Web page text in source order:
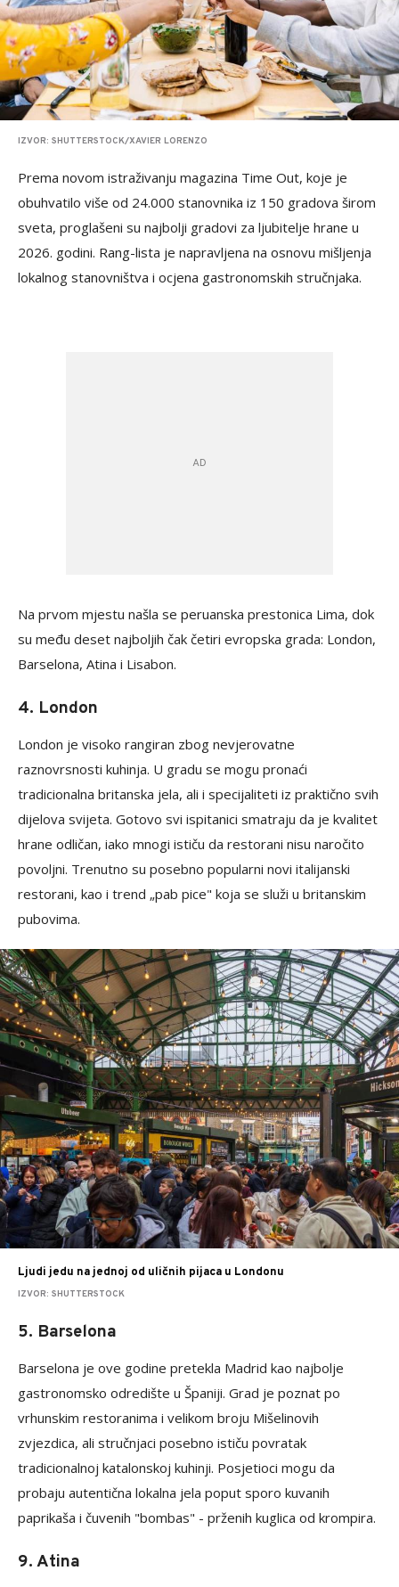
IZVOR: SHUTTERSTOCK/XAVIER LORENZO
Prema novom istraživanju magazina Time Out, koje je
obuhvatilo više od 24.000 stanovnika iz 150 gradova širom
sveta, proglašeni su najbolji gradovi za ljubitelje hrane u
2026. godini. Rang-lista je napravljena na osnovu mišljenja
lokalnog stanovništva i ocjena gastronomskih stručnjaka.
Na prvom mjestu našla se peruanska prestonica Lima, dok
su među deset najboljih čak četiri evropska grada: London,
Barselona, Atina i Lisabon.
4. London
London je visoko rangiran zbog nevjerovatne
raznovrsnosti kuhinja. U gradu se mogu pronaći
tradicionalna britanska jela, ali i specijaliteti iz praktično svih
dijelova svijeta. Gotovo svi ispitanici smatraju da je kvalitet
hrane odličan, iako mnogi ističu da restorani nisu naročito
povoljni. Trenutno su posebno popularni novi italijanski
restorani, kao i trend „pab pice" koja se služi u britanskim
pubovima.
Ljudi jedu na jednoj od uličnih pijaca u Londonu
IZVOR: SHUTTERSTOCK
5. Barselona
Barselona je ove godine pretekla Madrid kao najbolje
gastronomsko odredište u Španiji. Grad je poznat po
vrhunskim restoranima i velikom broju Mišelinovih
zvjezdica, ali stručnjaci posebno ističu povratak
tradicionalnoj katalonskoj kuhinji. Posjetioci mogu da
probaju autentična lokalna jela poput sporo kuvanih
paprikaša i čuvenih "bombas" - prženih kuglica od krompira.
9. Atina